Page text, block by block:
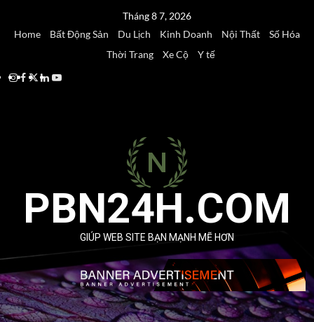
Tháng 8 7, 2026
Home
Bất Động Sản Du Lịch Kinh Doanh Nội Thất
Số Hóa
Thời Trang
Xe Cộ
Y tế
Instagram
Facebook
Twitter
Linkedin
Youtube
PBN24H.COM
GIÚP WEB SITE BẠN MẠNH MẼ HƠN